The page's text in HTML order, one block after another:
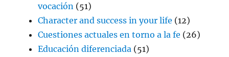
vocación (51)
Character and success in your life (12)
Cuestiones actuales en torno a la fe (26)
Educación diferenciada (51)